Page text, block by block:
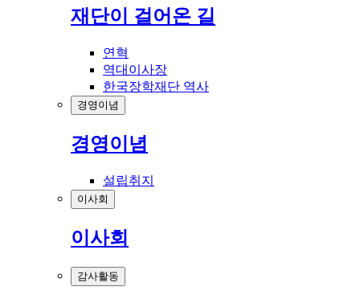
재단이 걸어온 길
연혁
역대이사장
한국장학재단 역사
경영이념
경영이념
설립취지
이사회
이사회
감사활동